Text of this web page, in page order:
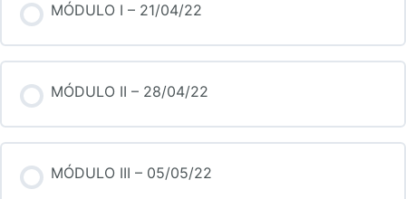
MÓDULO I – 21/04/22
MÓDULO II – 28/04/22
MÓDULO III – 05/05/22